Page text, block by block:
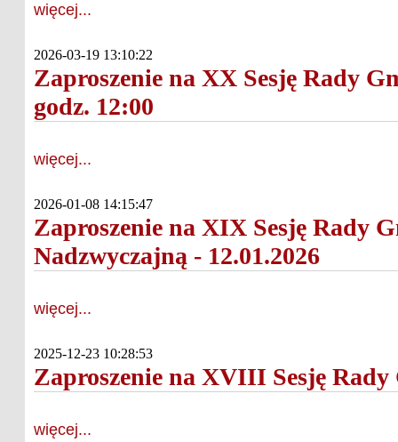
więcej...
2026-03-19 13:10:22
Zaproszenie na XX Sesję Rady
godz. 12:00
więcej...
2026-01-08 14:15:47
Zaproszenie na XIX Sesję Rady
Nadzwyczajną - 12.01.2026
więcej...
2025-12-23 10:28:53
Zaproszenie na XVIII Sesję Rady
więcej...